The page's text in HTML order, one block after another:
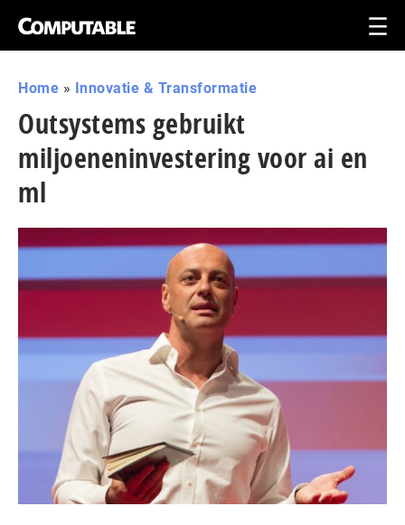
Home » Innovatie & Transformatie
Outsystems gebruikt
miljoeneninvestering voor ai en
ml